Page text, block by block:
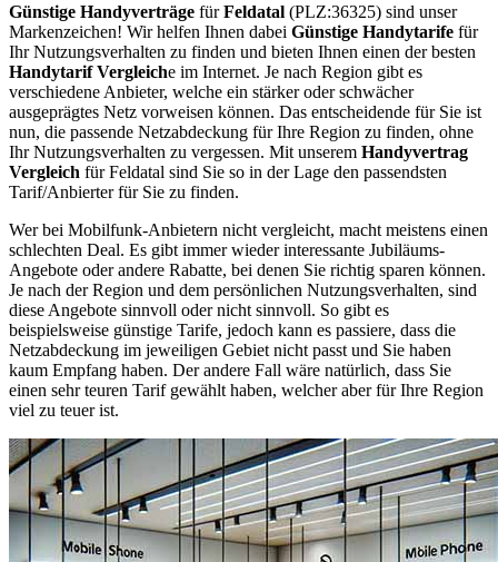
Günstige Handyverträge fürFeldatal (PLZ:36325) sind unser
Markenzeichen! Wir helfen Ihnen dabei Günstige Handytarife für
Ihr Nutzungsverhalten zu finden und bieten Ihnen einen der besten
Handytarif Vergleiche im Internet. Je nach Region gibt es
verschiedene Anbieter, welche ein stärker oder schwächer
ausgeprägtes Netz vorweisen können. Das entscheidende für Sie ist
nun, die passende Netzabdeckung für Ihre Region zu finden, ohne
Ihr Nutzungsverhalten zu vergessen. Mit unserem Handyvertrag
Vergleich für Feldatal sind Sie so in der Lage den passendsten
Tarif/Anbierter für Sie zu finden.
Wer bei Mobilfunk-Anbietern nicht vergleicht, macht meistens einen
schlechten Deal. Es gibt immer wieder interessante Jubiläums-
Angebote oder andere Rabatte, bei denen Sie richtig sparen können.
Je nach der Region und dem persönlichen Nutzungsverhalten, sind
diese Angebote sinnvoll oder nicht sinnvoll. So gibt es
beispielsweise günstige Tarife, jedoch kann es passiere, dass die
Netzabdeckung im jeweiligen Gebiet nicht passt und Sie haben
kaum Empfang haben. Der andere Fall wäre natürlich, dass Sie
einen sehr teuren Tarif gewählt haben, welcher aber für Ihre Region
viel zu teuer ist.